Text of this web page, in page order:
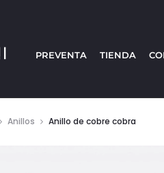
PREVENTA TIENDA
Anillos Anillo de cobre cobra